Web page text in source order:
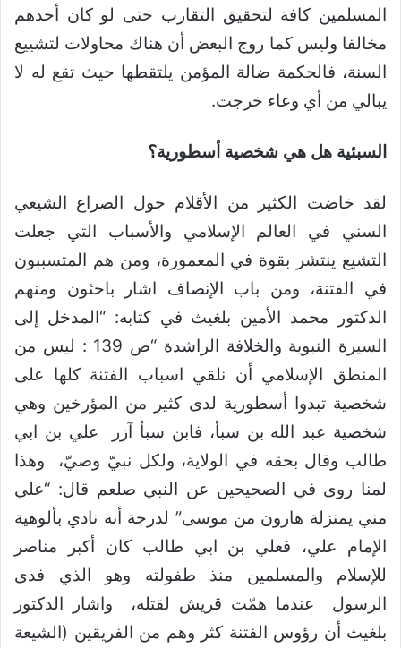
المسلمين كافة لتحقيق التقارب حتى لو كان أحدهم
مخالفا وليس كما روج البعض أن هناك محاولات لتشييع
السنة، فالحكمة ضالة المؤمن يلتقطها حيث تقع له لا
يبالي من أي وعاء خرجت.
السبئية هل هي شخصية أسطورية؟
لقد خاضت الكثير من الأقلام حول الصراع الشيعي
السني في العالم الإسلامي والأسباب التي جعلت
التشيع ينتشر بقوة في المعمورة، ومن هم المتسببون
في الفتنة، ومن باب الإنصاف اشار باحثون ومنهم
الدكتور محمد الأمين بلغيث في كتابه: “المدخل إلى
السيرة النبوية والخلافة الراشدة “ص 139 : ليس من
المنطق الإسلامي أن نلقي اسباب الفتنة كلها على
شخصية تبدوا أسطورية لدى كثير من المؤرخين وهي
شخصية عبد الله بن سبأ، فابن سبأ آزر علي بن ابي
طالب وقال بحقه في الولاية، ولكل نبيّ وصيّ، وهذا
لمنا روى في الصحيحين عن النبي صلعم قال: “علي
مني يمنزلة هارون من موسى” لدرجة أنه نادي بألوهية
الإمام علي، فعلي بن ابي طالب كان أكبر مناصر
للإسلام والمسلمين منذ طفولته وهو الذي فدى
الرسول عندما همّت قريش لقتله، واشار الدكتور
بلغيث أن رؤوس الفتنة كثر وهم من الفريقين (الشيعة